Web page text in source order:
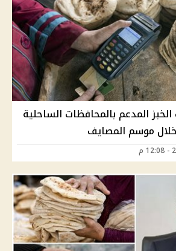
المدعم بالمحافظات الساحلية
موسم المصايف